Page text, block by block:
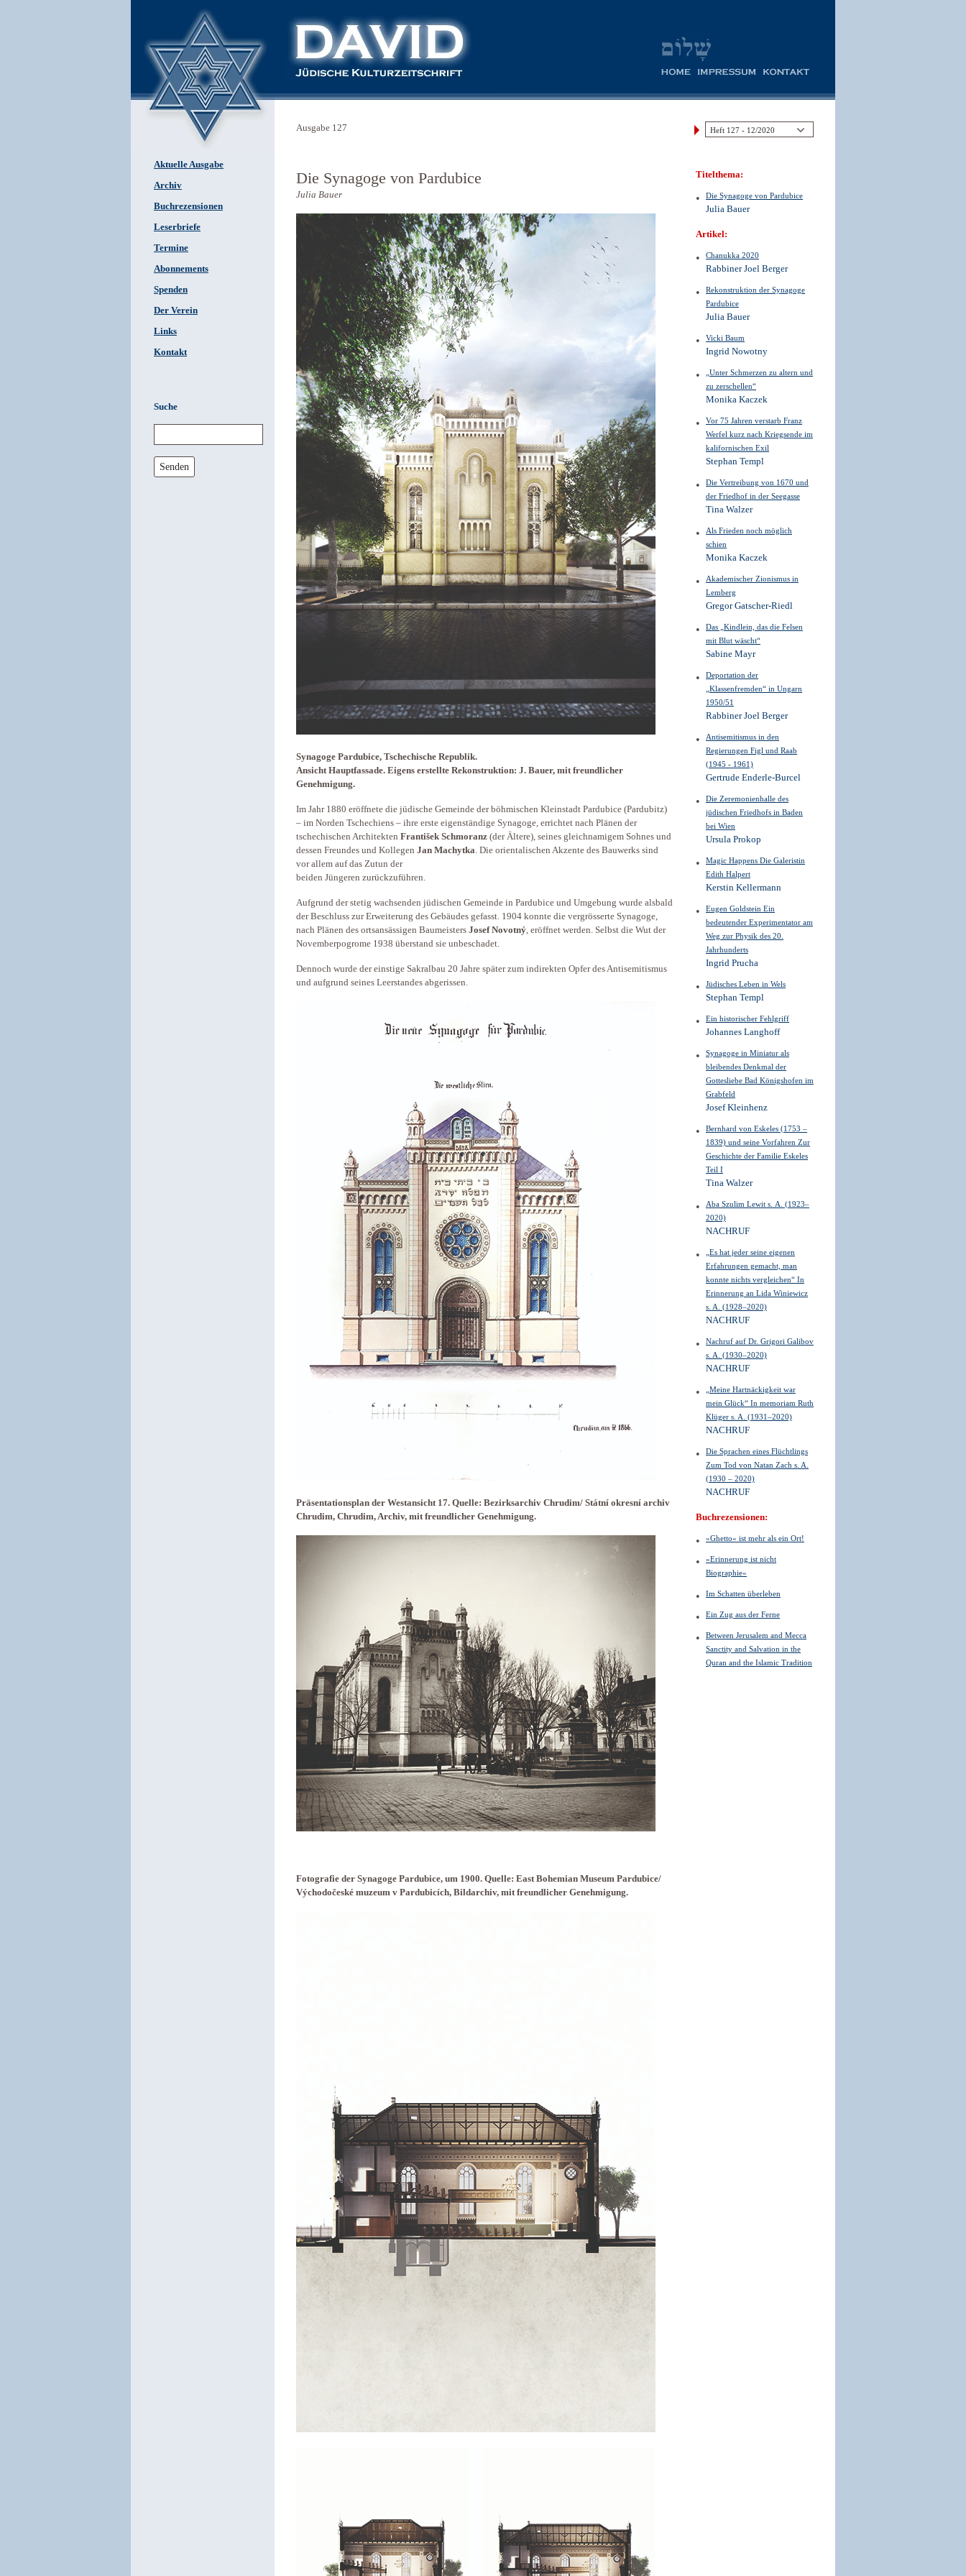
Aktuelle Ausgabe
Archiv
Buchrezensionen
Leserbriefe
Termine
Abonnements
Spenden
Der Verein
Links
Kontakt
Suche
Senden
Ausgabe 127
Die Synagoge von Pardubice
Julia Bauer
Synagoge Pardubice, Tschechische Republik.
Ansicht Hauptfassade. Eigens erstellte Rekonstruktion: J. Bauer, mit freundlicher
Genehmigung.
Im Jahr 1880 eröffnete die jüdische Gemeinde der böhmischen Kleinstadt Pardubice (Pardubitz)
– im Norden Tschechiens – ihre erste eigenständige Synagoge, errichtet nach Plänen der
tschechischen Architekten František Schmoranz (der Ältere), seines gleichnamigem Sohnes und
dessen Freundes und Kollegen Jan Machytka. Die orientalischen Akzente des Bauwerks sind
vor allem auf das Zutun der
beiden Jüngeren zurückzuführen.
Aufgrund der stetig wachsenden jüdischen Gemeinde in Pardubice und Umgebung wurde alsbald
der Beschluss zur Erweiterung des Gebäudes gefasst. 1904 konnte die vergrösserte Synagoge,
nach Plänen des ortsansässigen Baumeisters Josef Novotný, eröffnet werden. Selbst die Wut der
Novemberpogrome 1938 überstand sie unbeschadet.
Dennoch wurde der einstige Sakralbau 20 Jahre später zum indirekten Opfer des Antisemitismus
und aufgrund seines Leerstandes abgerissen.
Präsentationsplan der Westansicht 17. Quelle: Bezirksarchiv Chrudim/ Státní okresní archiv
Chrudim, Chrudim, Archiv, mit freundlicher Genehmigung.
Fotografie der Synagoge Pardubice, um 1900. Quelle: East Bohemian Museum Pardubice/
Východočeské muzeum v Pardubicích, Bildarchiv, mit freundlicher Genehmigung.
Titelthema:
Die Synagoge von Pardubice
Julia Bauer
Artikel:
Chanukka 2020
Rabbiner Joel Berger
Rekonstruktion der Synagoge
Pardubice
Julia Bauer
Vicki Baum
Ingrid Nowotny
„Unter Schmerzen zu altern und
zu zerschellen“
Monika Kaczek
Vor 75 Jahren verstarb Franz
Werfel kurz nach Kriegsende im
kalifornischen Exil
Stephan Templ
Die Vertreibung von 1670 und
der Friedhof in der Seegasse
Tina Walzer
Als Frieden noch möglich
schien
Monika Kaczek
Akademischer Zionismus in
Lemberg
Gregor Gatscher-Riedl
Das „Kindlein, das die Felsen
mit Blut wäscht“
Sabine Mayr
Deportation der
„Klassenfremden“ in Ungarn
1950/51
Rabbiner Joel Berger
Antisemitismus in den
Regierungen Figl und Raab
(1945 - 1961)
Gertrude Enderle-Burcel
Die Zeremonienhalle des
jüdischen Friedhofs in Baden
bei Wien
Ursula Prokop
Magic Happens Die Galeristin
Edith Halpert
Kerstin Kellermann
Eugen Goldstein Ein
bedeutender Experimentator am
Weg zur Physik des 20.
Jahrhunderts
Ingrid Prucha
Jüdisches Leben in Wels
Stephan Templ
Ein historischer Fehlgriff
Johannes Langhoff
Synagoge in Miniatur als
bleibendes Denkmal der
Gottesliebe Bad Königshofen im
Grabfeld
Josef Kleinhenz
Bernhard von Eskeles (1753 –
1839) und seine Vorfahren Zur
Geschichte der Familie Eskeles
Teil I
Tina Walzer
Aba Szulim Lewit s. A. (1923–
2020)
NACHRUF
„Es hat jeder seine eigenen
Erfahrungen gemacht, man
konnte nichts vergleichen“ In
Erinnerung an Lida Winiewicz
s. A. (1928–2020)
NACHRUF
Nachruf auf Dr. Grigori Galibov
s. A. (1930–2020)
NACHRUF
„Meine Hartnäckigkeit war
mein Glück“ In memoriam Ruth
Klüger s. A. (1931–2020)
NACHRUF
Die Sprachen eines Flüchtlings
Zum Tod von Natan Zach s. A.
(1930 – 2020)
NACHRUF
Buchrezensionen:
»Ghetto« ist mehr als ein Ort!
»Erinnerung ist nicht
Biographie«
Im Schatten überleben
Ein Zug aus der Ferne
Between Jerusalem and Mecca
Sanctity and Salvation in the
Quran and the Islamic Tradition